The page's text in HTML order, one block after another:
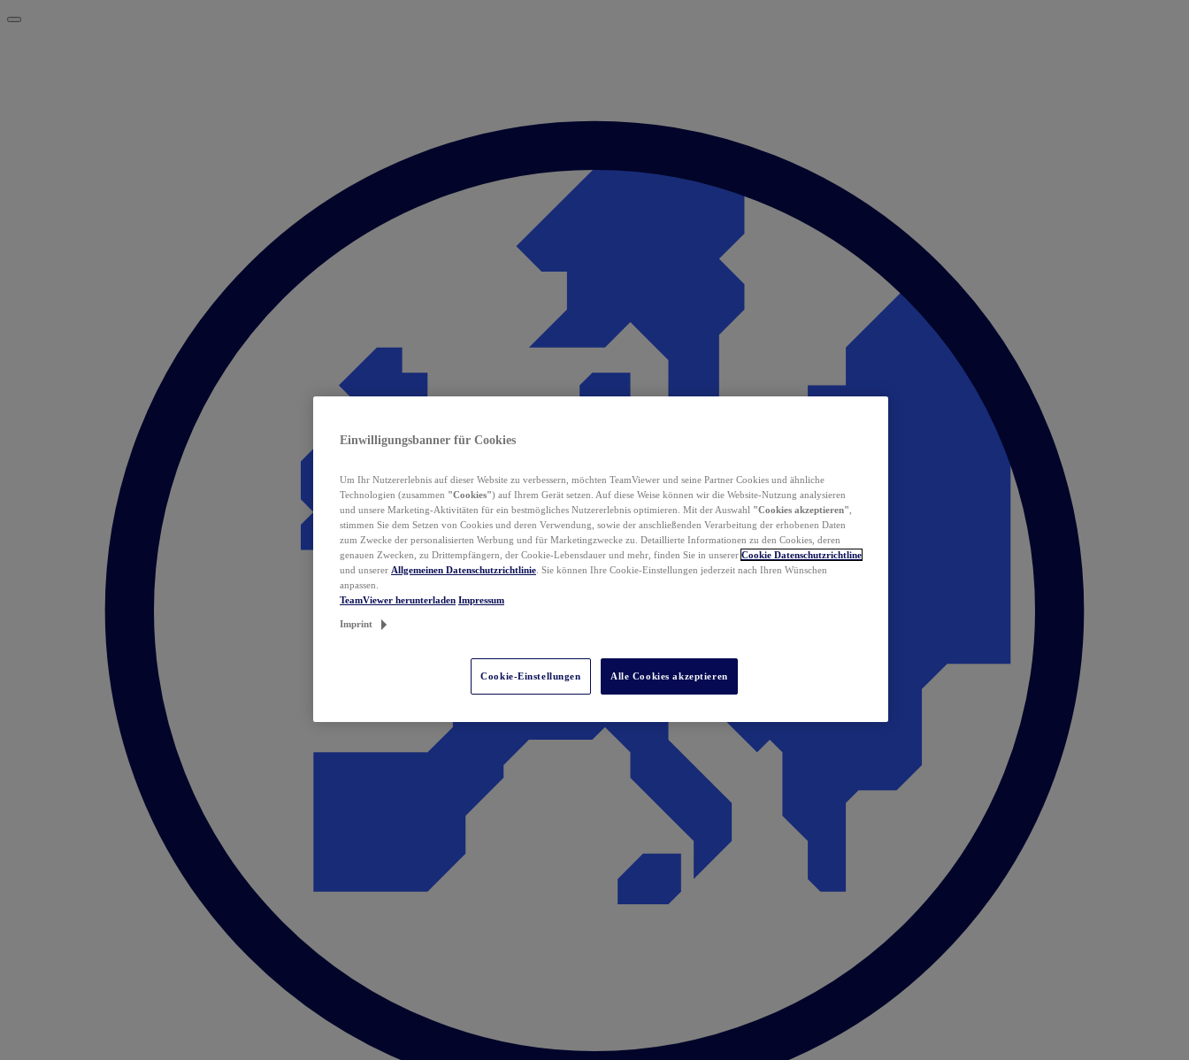
Einwilligungsbanner für Cookies
Um Ihr Nutzererlebnis auf dieser Website zu verbessern, möchten TeamViewer und seine Partner Cookies und ähnliche
Technologien (zusammen "Cookies") auf Ihrem Gerät setzen. Auf diese Weise können wir die Website-Nutzung analysieren
und unsere Marketing-Aktivitäten für ein bestmögliches Nutzererlebnis optimieren. Mit der Auswahl "Cookies akzeptieren"
stimmen Sie dem Setzen von Cookies und deren Verwendung, sowie der anschließenden Verarbeitung der erhobenen Daten
zum Zwecke der personalisierten Werbung und für Marketingzwecke zu. Detaillierte Informationen zu den Cookies, deren
genauen Zwecken, zu Drittempfängern, der Cookie-Lebensdauer und mehr, finden Sie in unserer Cookie Datenschutzrichtline
und unserer Allgemeinen Datenschutzrichtlinie . Sie können Ihre Cookie-Einstellungen jederzeit nach Ihren Wünschen
anpassen.
TeamViewer herunterladen Impressum
Imprint
Cookie-Einstellungen Alle Cookies akzeptieren